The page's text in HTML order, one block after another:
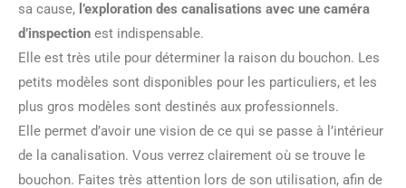
sa cause, l’exploration des canalisations avec une caméra
d’inspection est indispensable.
Elle est très utile pour déterminer la raison du bouchon. Les
petits modèles sont disponibles pour les particuliers, et les
plus gros modèles sont destinés aux professionnels.
Elle permet d’avoir une vision de ce qui se passe à l’intérieur
de la canalisation. Vous verrez clairement où se trouve le
bouchon. Faites très attention lors de son utilisation, afin de